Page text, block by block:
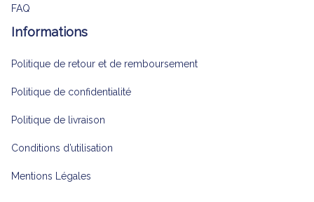
FAQ
Informations
Politique de retour et de remboursement
Politique de confidentialité
Politique de livraison
Conditions d’utilisation
Mentions Légales